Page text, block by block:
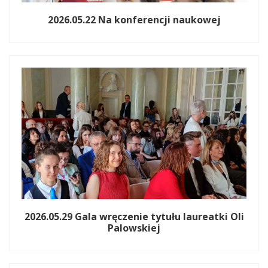
2026.05.22 Na konferencji naukowej
2026.05.29 Gala wręczenie tytułu laureatki Oli
Palowskiej